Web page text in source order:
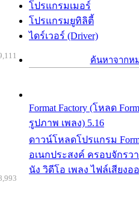
โปรแกรมเมอร์
โปรแกรมยูทิลิตี้
ไดร์เวอร์ (Driver)
ค้นหาจากห
Format Factory (โหลด
รูปภาพ เพลง) 5.16
ดาวน์โหลดโปรแกรม
อเนกประสงค์ ครอบจักร
นัง วิดีโอ เพลง ไฟล์เสียงอ